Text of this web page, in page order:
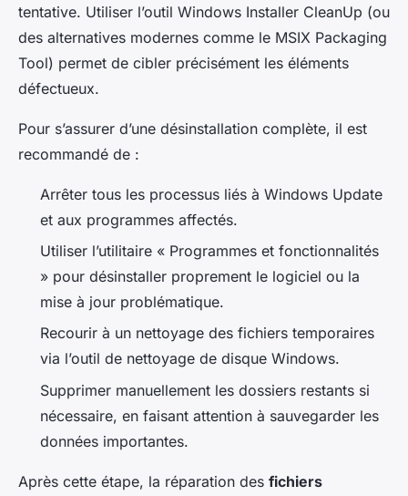
tentative. Utiliser l’outil Windows Installer CleanUp (ou
des alternatives modernes comme le MSIX Packaging
Tool) permet de cibler précisément les éléments
défectueux.
Pour s’assurer d’une désinstallation complète, il est
recommandé de :
Arrêter tous les processus liés à Windows Update
et aux programmes affectés.
Utiliser l’utilitaire « Programmes et fonctionnalités
» pour désinstaller proprement le logiciel ou la
mise à jour problématique.
Recourir à un nettoyage des fichiers temporaires
via l’outil de nettoyage de disque Windows.
Supprimer manuellement les dossiers restants si
nécessaire, en faisant attention à sauvegarder les
données importantes.
Après cette étape, la réparation des fichiers